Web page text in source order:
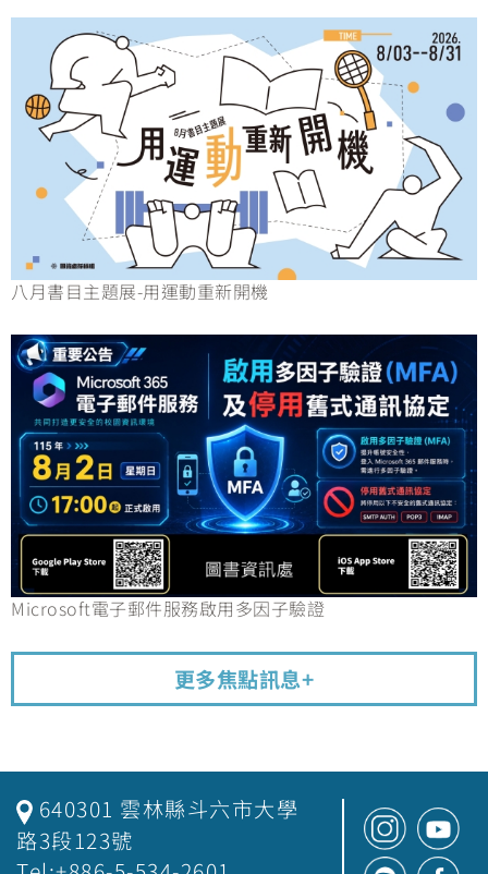
八月書目主題展-用運動重新開機
Microsoft電子郵件服務啟用多因子驗證
更多焦點訊息+
640301 雲林縣斗六市大學
路3段123號